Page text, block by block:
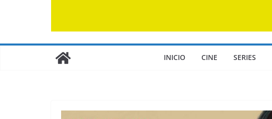
INICIO CINE SERIES